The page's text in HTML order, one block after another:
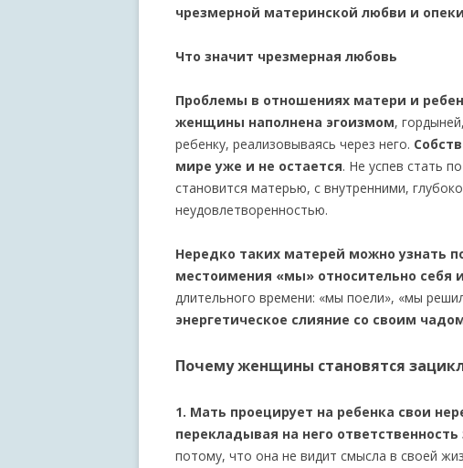
чрезмерной материнской любви и опеки
Что значит чрезмерная любовь
Проблемы в отношениях матери и
женщины наполнена эгоизмом,
ребенку, реализовываясь через него.
мире уже и не остается. Не успев стать
становится матерью, с внутренними,
неудовлетворенностью.
Нередко таких матерей можно узнать
местоимения «мы» относительно себя
длительного времени: «мы поели», «мы
энергетическое слияние со своим
Почему женщины становятся
1. Мать проецирует на ребенка свои
перекладывая на него
потому, что она не видит смысла в своей